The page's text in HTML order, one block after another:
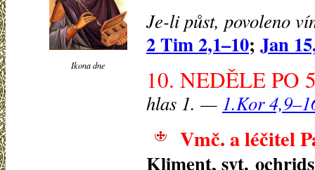
Ikona dne
Je-li půst, povoleno
2 Tim 2,1–10; Jan
10. NEDĚLE PO
hlas 1. — 1.Kor
Vmč. a léčitel
Kliment, svt.